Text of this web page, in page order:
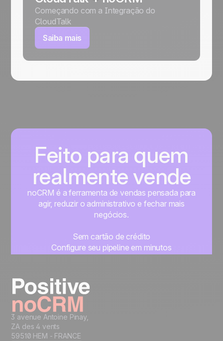
Começando com a Integração do
CloudTalk
Saiba mais
Feito para quem
realmente vende
noCRM é a ferramenta de vendas pensada para
agir, reduzir o administrativo e fechar mais
negócios.
Sem cartão de crédito
Configure seu pipeline em minutos
3 avenue Antoine Pinay,
ZA des 4 vents
59510 HEM - FRANCE